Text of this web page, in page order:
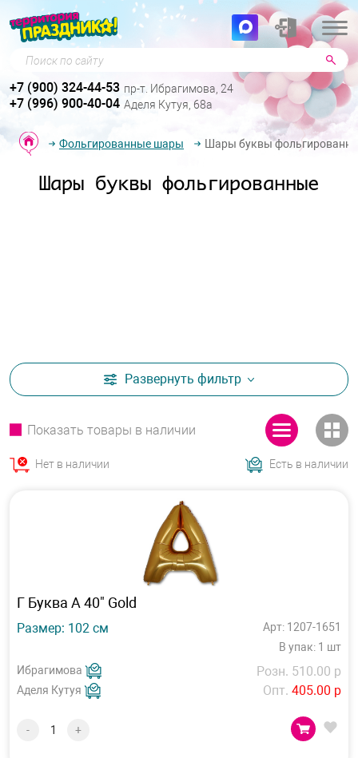
Поиск по сайту
+7 (900) 324-44-53 пр-т. Ибрагимова, 24
+7 (996) 900-40-04 Аделя Кутуя, 68а
Фольгированные шары Шары буквы
Шары буквы фольгированные
Развернуть фильтр
Показать товары в наличии
Нет в наличии Есть в наличии
Г Буква A 40" Gold
Размер: 102 см
Арт: 1207-1651
В упак: 1 шт
Ибрагимова
Аделя Кутуя
Розн. 510.00 р
Опт. 405.00 р
- +